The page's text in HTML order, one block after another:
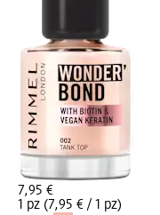
7,95 €
1 pz (7,95 € / 1 pz)